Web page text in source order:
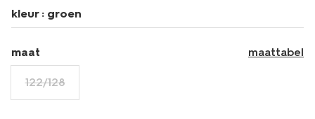
palm-
groen-
kleur : groen
maat maattabel
122/128